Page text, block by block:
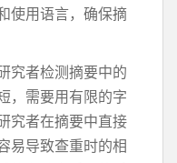
使用语言，确保摘
究者检测摘要中的
，需要用有限的字
究者在摘要中直接
易导致查重时的相